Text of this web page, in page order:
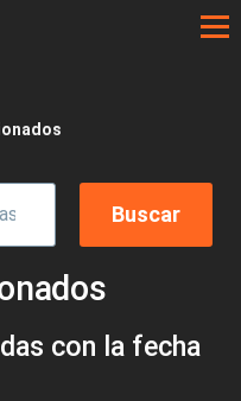
de ayuda a la
con la fecha